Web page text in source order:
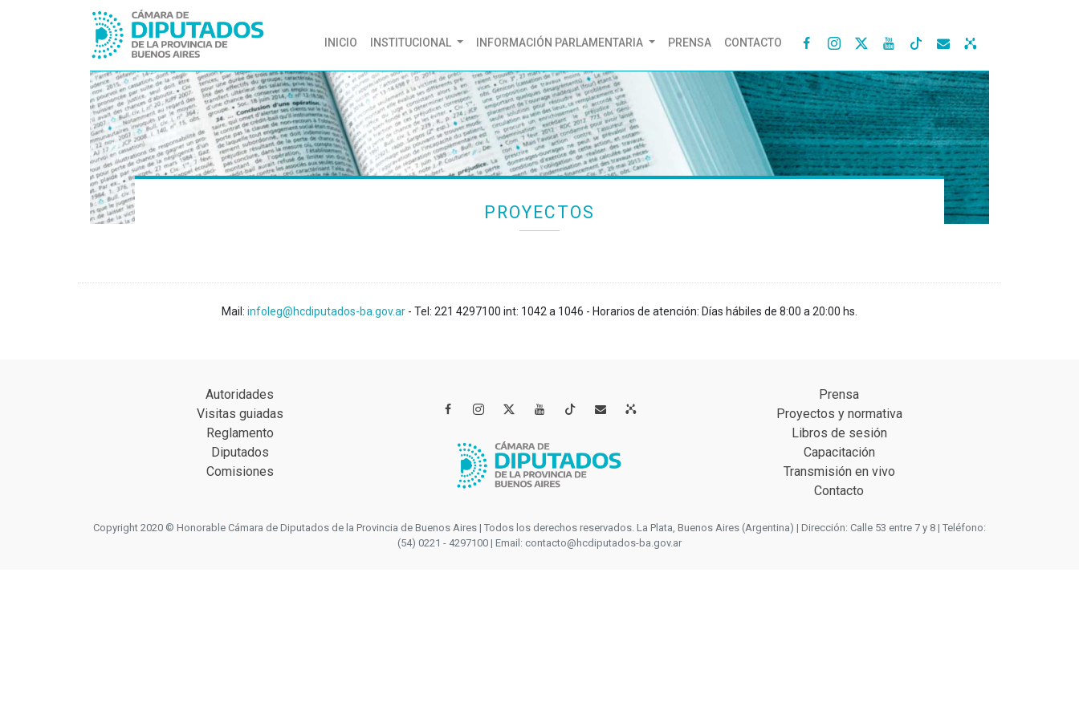
INICIO (CURRENT)
INSTITUCIONAL INFORMACIÓN PARLAMENTARIA PRENSA CONTACTO    
PROYECTOS
Mail: infoleg@hcdiputados-ba.gov.ar - Tel: 221 4297100 int: 1042 a 1046 - Horarios de atención: Días hábiles de 8:00 a 20:00 hs.
Autoridades
Visitas guiadas
Reglamento
Diputados
Comisiones
   
Prensa
Proyectos y normativa
Libros de sesión
Capacitación
Transmisión en vivo
Contacto
Copyright 2020 © Honorable Cámara de Diputados de la Provincia de Buenos Aires | Todos los derechos reservados. La Plata, Buenos Aires (Argentina) | Dirección: Calle 53 entre 7 y 8 | Teléfono:
(54) 0221 - 4297100 | Email: contacto@hcdiputados-ba.gov.ar